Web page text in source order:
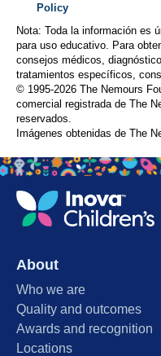
Policy
Nota: Toda la información es
para uso educativo. Para
consejos médicos,
tratamientos específicos,
© 1995-2026 The Nemours
comercial registrada de The
reservados.
Imágenes obtenidas de The
About
Who we are
Quality and outcomes
Awards and recognition
Locations